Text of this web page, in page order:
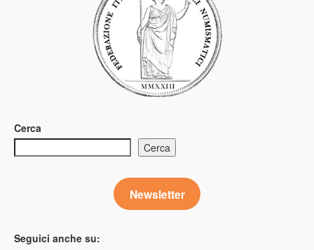
Cerca
Cerca
Newsletter
Seguici anche su: